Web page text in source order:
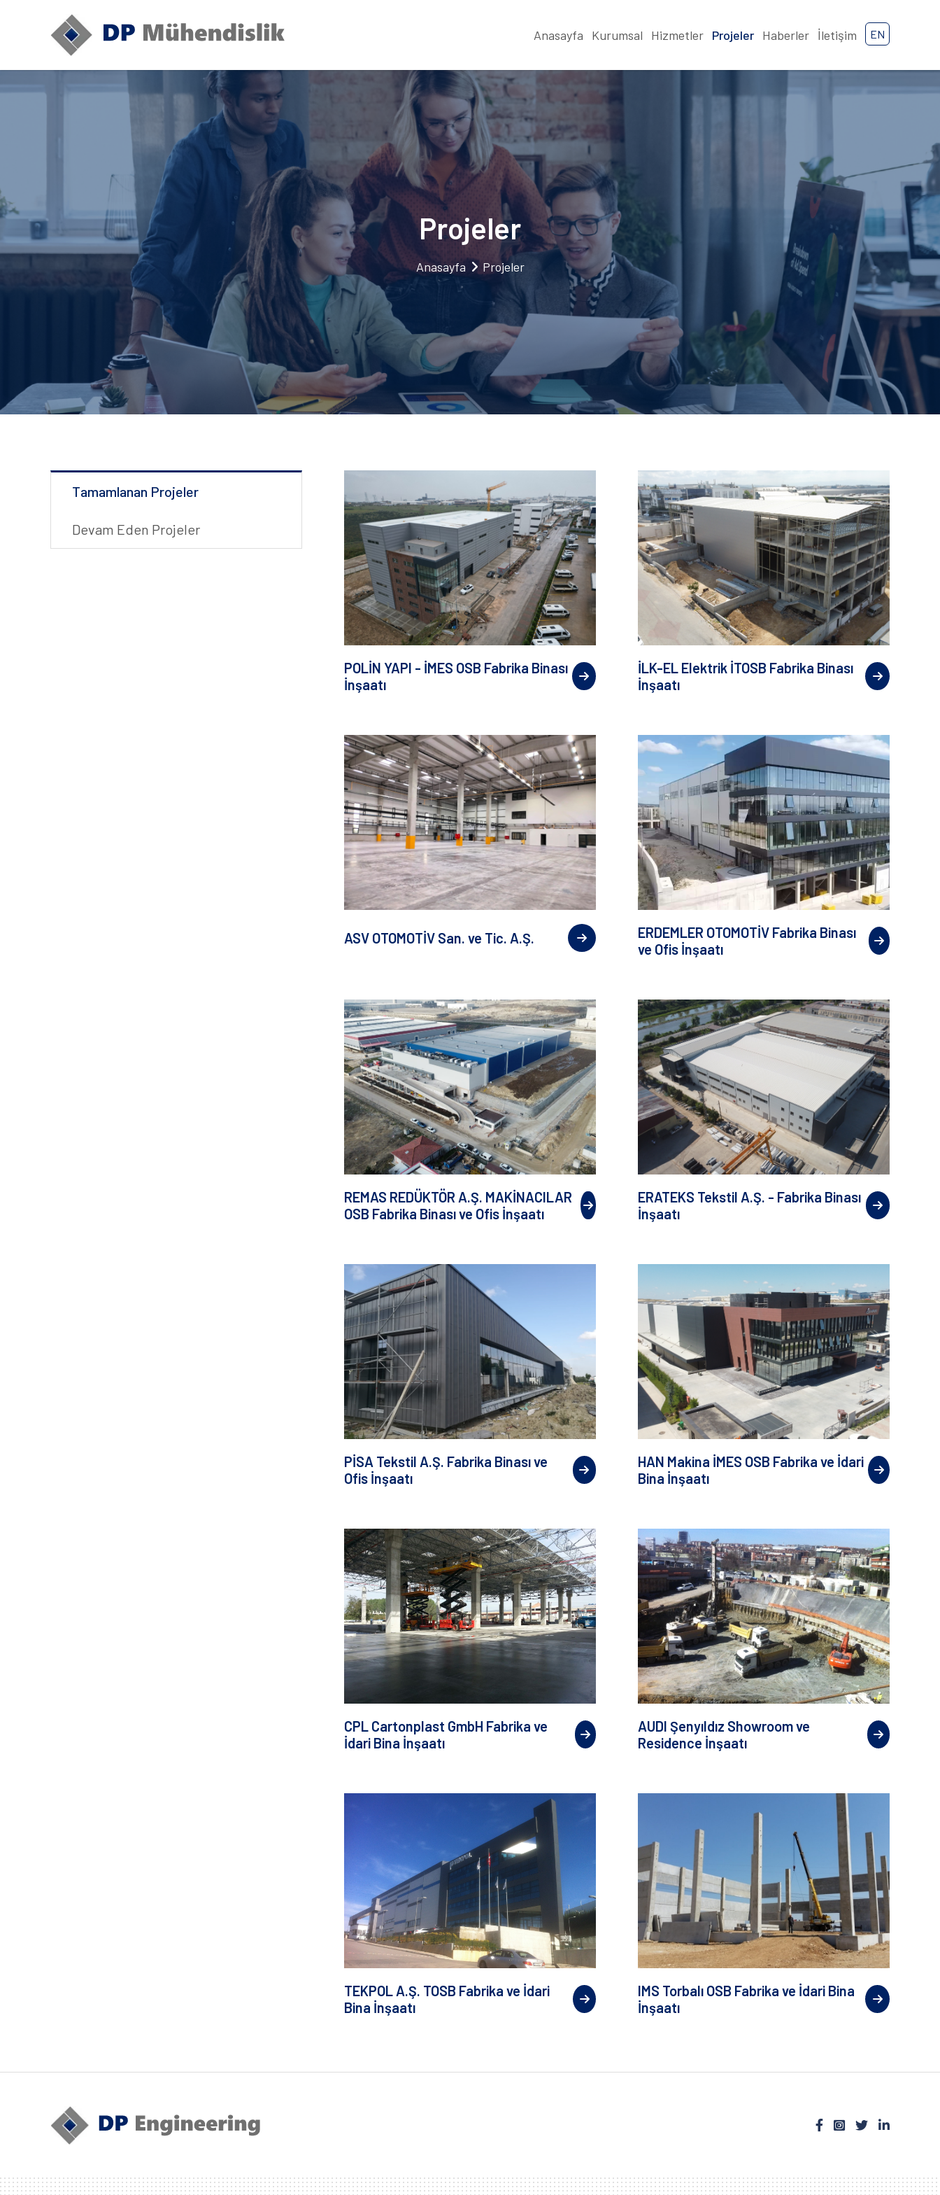
Anasayfa Kurumsal Hizmetler Projeler Haberler İletişim EN
Projeler
Anasayfa Projeler
Tamamlanan Projeler
Devam Eden Projeler
POLİN YAPI - İMES OSB Fabrika Binası
İnşaatı
İLK-EL Elektrik İTOSB Fabrika Binası
İnşaatı
ASV OTOMOTİV San. ve Tic. A.Ş.
ERDEMLER OTOMOTİV Fabrika Binası
ve Ofis İnşaatı
REMAS REDÜKTÖR A.Ş. MAKİNACILAR
OSB Fabrika Binası ve Ofis İnşaatı
ERATEKS Tekstil A.Ş. - Fabrika Binası
İnşaatı
PİSA Tekstil A.Ş. Fabrika Binası ve
Ofis İnşaatı
HAN Makina İMES OSB Fabrika ve İdari
Bina İnşaatı
CPL Cartonplast GmbH Fabrika ve
İdari Bina İnşaatı
AUDI Şenyıldız Showroom ve
Residence İnşaatı
TEKPOL A.Ş. TOSB Fabrika ve İdari
Bina İnşaatı
IMS Torbalı OSB Fabrika ve İdari Bina
İnşaatı